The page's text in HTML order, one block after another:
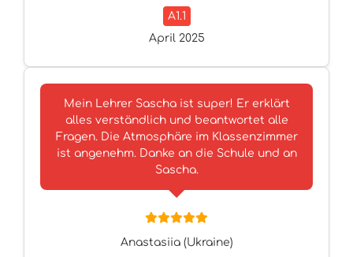
A1.1
April 2025
Mein Lehrer Sascha ist super! Er erklärt
alles verständlich und beantwortet alle
Fragen. Die Atmosphäre im Klassenzimmer
ist angenehm. Danke an die Schule und an
Sascha.
Anastasiia (Ukraine)